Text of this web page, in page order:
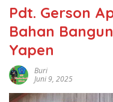
Pdt. Gerson
Bahan
Yapen
Buri
Juni 9, 2025